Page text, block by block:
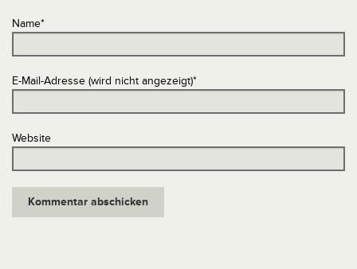
Name*
E-Mail-Adresse (wird nicht angezeigt)*
Website